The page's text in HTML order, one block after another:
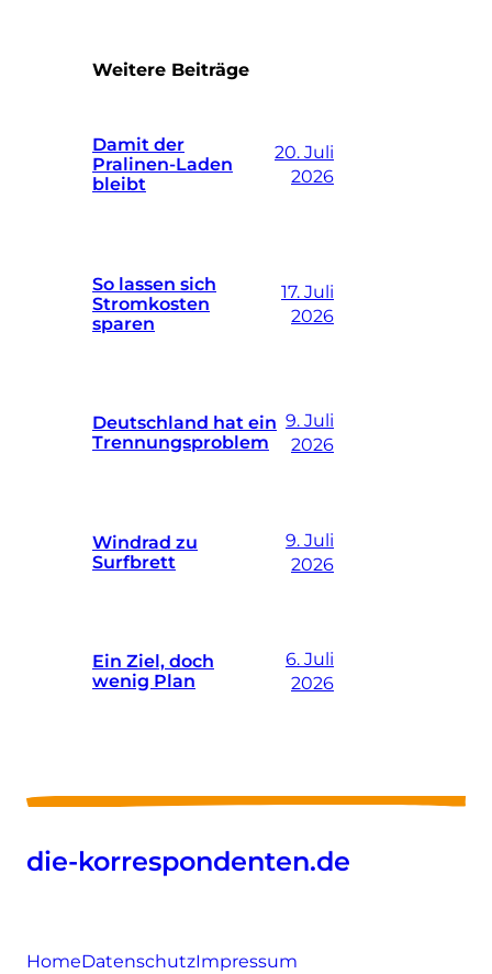
Weitere Beiträge
Damit der
Pralinen-Laden
bleibt
20. Juli
2026
So lassen sich
Stromkosten
sparen
17. Juli
2026
Deutschland hat ein
Trennungsproblem
9. Juli
2026
Windrad zu
Surfbrett
9. Juli
2026
Ein Ziel, doch
wenig Plan
6. Juli
2026
die-korrespondenten.de
HomeDatenschutzImpressum